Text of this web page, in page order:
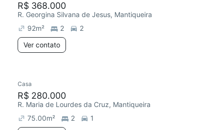
R$ 368.000
R. Georgina Silvana de Jesus, Mantiqueira
92m² 2
2
Ver contato
Casa
R$ 280.000
R. Maria de Lourdes da Cruz, Mantiqueira
75.00m² 2
1